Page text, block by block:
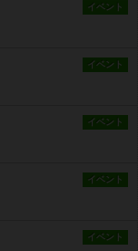
イベント
イベント
イベント
イベント
イベント